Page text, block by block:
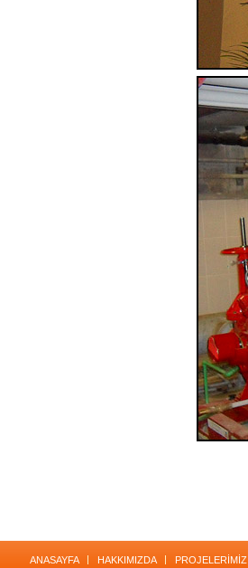
ANASAYFA HAKKIMIZDA PROJELERİMİZ